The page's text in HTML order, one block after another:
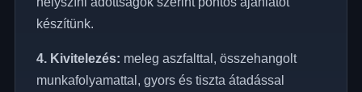
készítünk.
4. Kivitelezés: meleg aszfalttal, összehangolt
munkafolyamattal, gyors és tiszta átadással